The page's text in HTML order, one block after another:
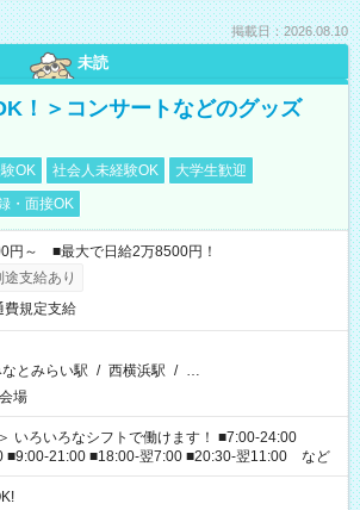
掲載日：2026.08.10
未読
！＞コンサートなどのグッズ
OK 社会人未経験OK
大学生歓迎
・面接OK
円～ ■最大で日給2万8500円！
支給あり
費規定支給
とみらい駅 / 西横浜駅 / …
場
いろいろなシフトで働けます！ ■7:00-24:00
■9:00-21:00 ■18:00-翌7:00 ■20:30-翌11:00 など